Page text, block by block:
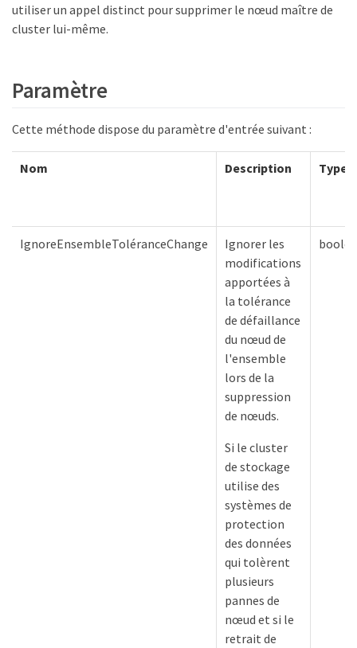
utiliser un appel distinct pour supprimer le nœud maître de
cluster lui-même.
Paramètre
Cette méthode dispose du paramètre d'entrée suivant :
Nom Description Type
IgnoreEnsembleToléranceChange
Ignorer les
modifications
apportées à
la tolérance
de défaillance
du nœud de
l'ensemble
lors de la
suppression
de nœuds.
Si le cluster
de stockage
utilise des
systèmes de
protection
des données
qui tolèrent
plusieurs
pannes de
nœud et si le
retrait de